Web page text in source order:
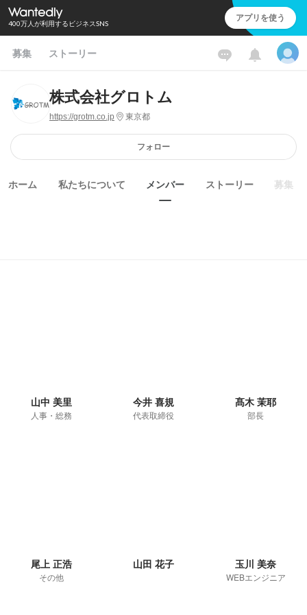
400万人が利用するビジネスSNS アプリを使う
募集 ストーリー
株式会社グロトム
https://grotm.co.jp 東京都
フォロー
ホーム 私たちについて メンバー ストーリー 募集
山中 美里
人事・総務
今井 喜規
代表取締役
髙木 茉耶
部長
尾上 正浩
その他
山田 花子 玉川 美奈
WEBエンジニア